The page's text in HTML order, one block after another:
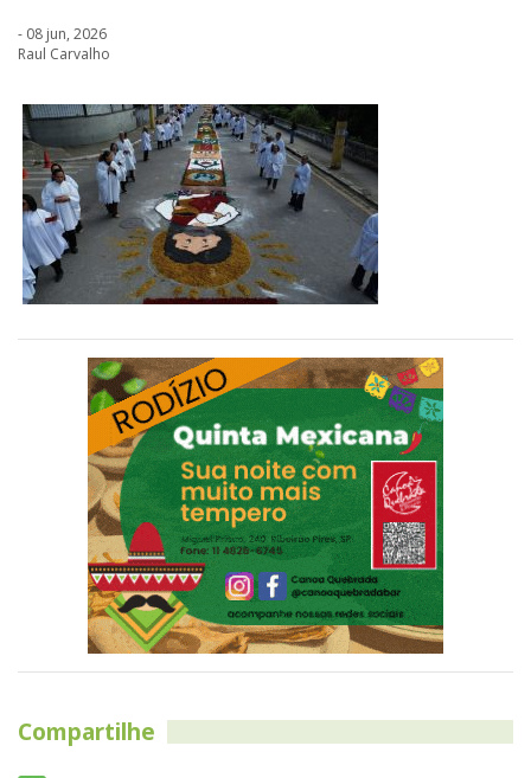
- 08 jun, 2026
Raul Carvalho
Compartilhe